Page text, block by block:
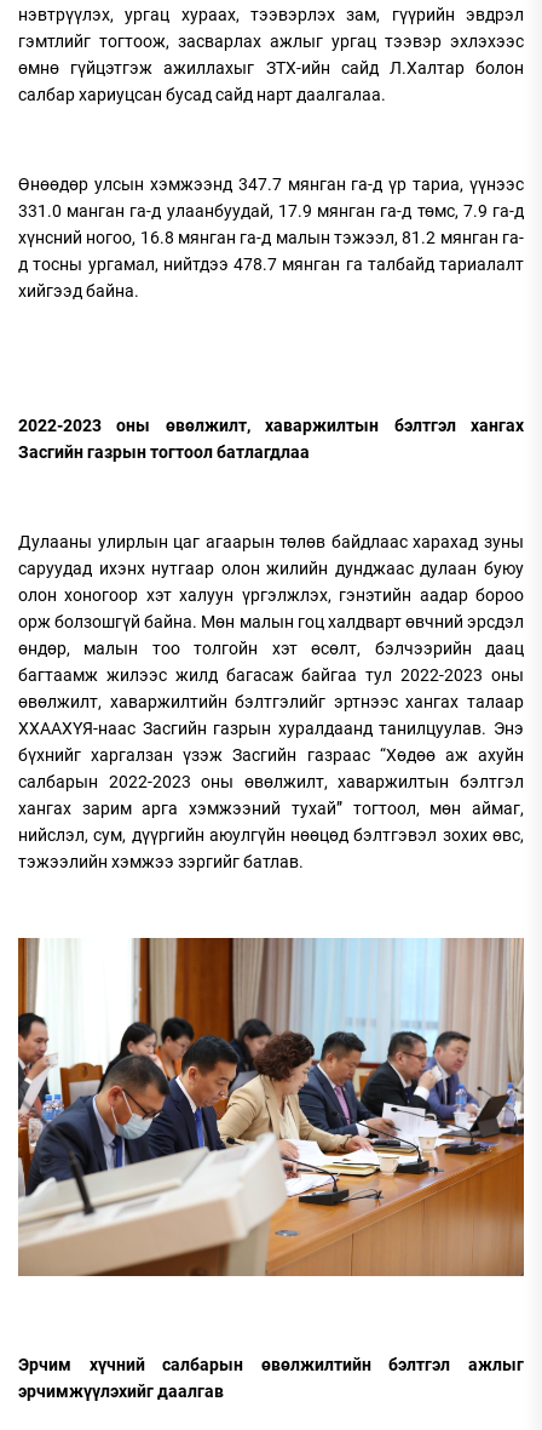
нэвтрүүлэх, ургац хураах, тээвэрлэх зам, гүүрийн эвдрэл
гэмтлийг тогтоож, засварлах ажлыг ургац тээвэр эхлэхээс
өмнө гүйцэтгэж ажиллахыг ЗТХ-ийн сайд Л.Халтар болон
салбар хариуцсан бусад сайд нарт даалгалаа.
Өнөөдөр улсын хэмжээнд 347.7 мянган га-д үр тариа, үүнээс
331.0 манган га-д улаанбуудай, 17.9 мянган га-д төмс, 7.9 га-д
хүнсний ногоо, 16.8 мянган га-д малын тэжээл, 81.2 мянган га-
д тосны ургамал, нийтдээ 478.7 мянган га талбайд тариалалт
хийгээд байна.
2022-2023 оны өвөлжилт, хаваржилтын бэлтгэл хангах
Засгийн газрын тогтоол батлагдлаа
Дулааны улирлын цаг агаарын төлөв байдлаас харахад зуны
саруудад ихэнх нутгаар олон жилийн дунджаас дулаан буюу
олон хоногоор хэт халуун үргэлжлэх, гэнэтийн аадар бороо
орж болзошгүй байна. Мөн малын гоц халдварт өвчний эрсдэл
өндөр, малын тоо толгойн хэт өсөлт, бэлчээрийн даац
багтаамж жилээс жилд багасаж байгаа тул 2022-2023 оны
өвөлжилт, хаваржилтийн бэлтгэлийг эртнээс хангах талаар
ХХААХҮЯ-наас Засгийн газрын хуралдаанд танилцуулав. Энэ
бүхнийг харгалзан үзэж Засгийн газраас “Хөдөө аж ахуйн
салбарын 2022-2023 оны өвөлжилт, хаваржилтын бэлтгэл
хангах зарим арга хэмжээний тухай” тогтоол, мөн аймаг,
нийслэл, сум, дүүргийн аюулгүйн нөөцөд бэлтгэвэл зохих өвс,
тэжээлийн хэмжээ зэргийг батлав.
Эрчим хүчний салбарын өвөлжилтийн бэлтгэл ажлыг
эрчимжүүлэхийг даалгав